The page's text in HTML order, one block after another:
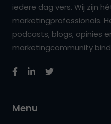
iedere dag vers. Wij zijn
marketingprofessionals.
podcasts, blogs, opinies
marketingcommunity
Menu